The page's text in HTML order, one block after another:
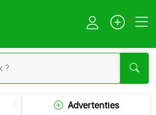
Advertenties